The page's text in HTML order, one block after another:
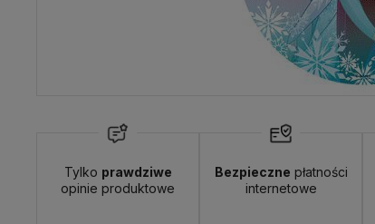
Tylko prawdziwe
opinie produktowe
Bezpieczne płatności
internetowe